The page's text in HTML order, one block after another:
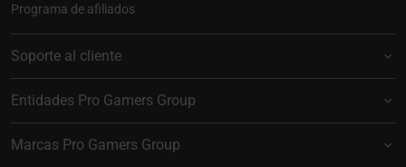
Programa de afiliados
Soporte al cliente
Entidades Pro Gamers Group
Marcas Pro Gamers Group